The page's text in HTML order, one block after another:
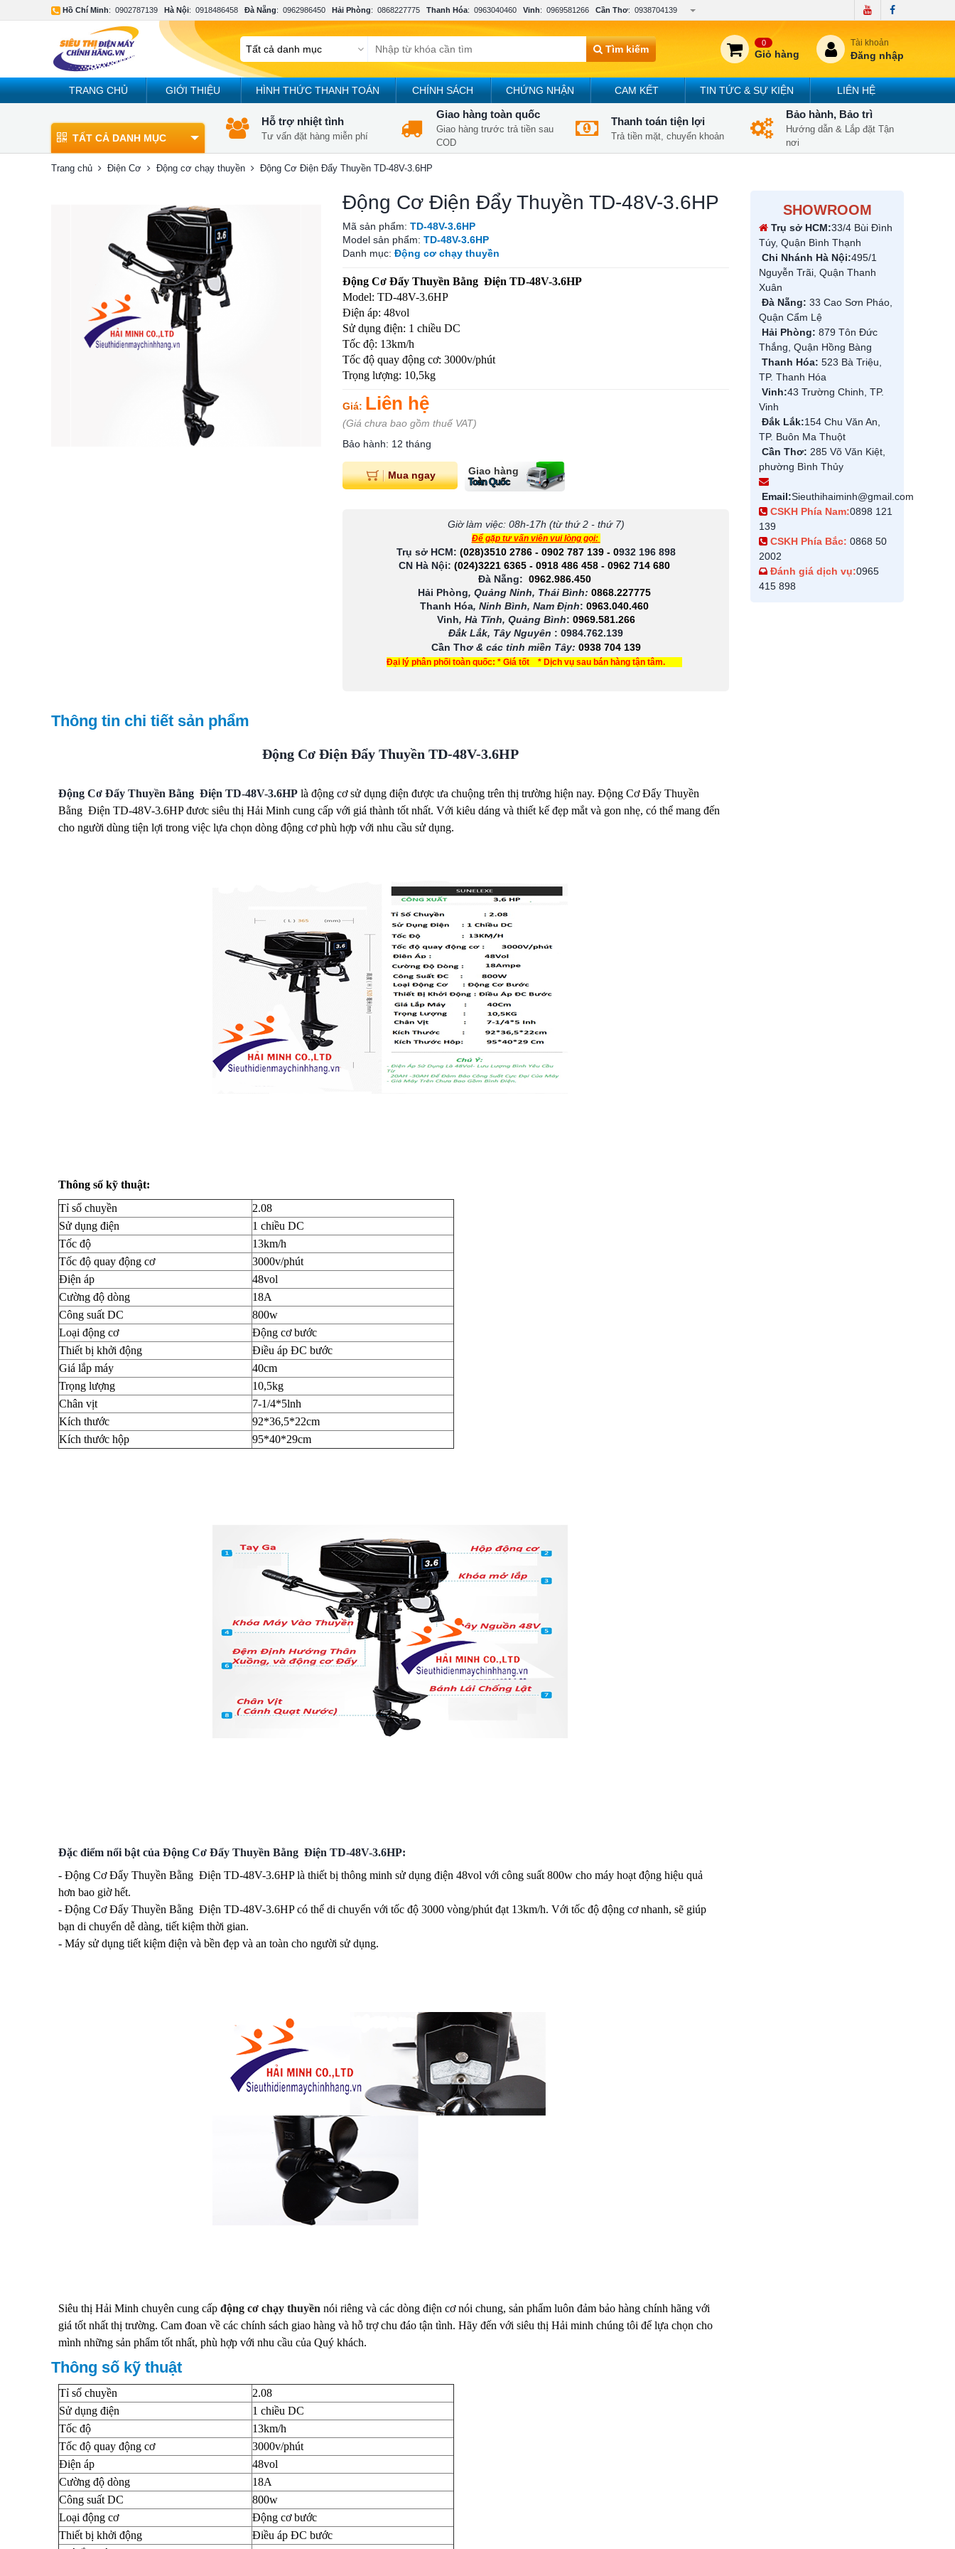
Hồ Chí Minh: 0902787139 Hà Nội: 0918486458 Đà Nẵng: 0962986450 Hải Phòng: 0868227775 Thanh Hóa: 0963040460 Vinh: 0969581266 Cần Thơ: 0938704139
Tìm kiếm
0
Giỏ hàng
Tài khoản
Đăng nhập
TRANG CHỦ GIỚI THIỆU HÌNH THỨC THANH TOÁN CHÍNH SÁCH CHỨNG NHẬN CAM KẾT TIN TỨC & SỰ KIỆN LIÊN HỆ
TẤT CẢ DANH MỤC
Hỗ trợ nhiệt tình
Tư vấn đặt hàng miễn phí
Giao hàng toàn quốc
Giao hàng trước trả tiền sau
COD
Thanh toán tiện lợi
Trả tiền mặt, chuyển khoản
Bảo hành, Bảo trì
Hướng dẫn & Lắp đặt Tận
nơi
Trang chủ Điện Cơ Động cơ chạy thuyền Động Cơ Điện Đẩy Thuyền TD-48V-3.6HP
Động Cơ Điện Đẩy Thuyền TD-48V-3.6HP
Mã sản phẩm: TD-48V-3.6HP
Model sản phẩm: TD-48V-3.6HP
Danh mục: Động cơ chạy thuyền
Động Cơ Đẩy Thuyền Bằng Điện TD-48V-3.6HP
Model: TD-48V-3.6HP
Điện áp: 48vol
Sử dụng điện: 1 chiều DC
Tốc độ: 13km/h
Tốc độ quay động cơ: 3000v/phút
Trọng lượng: 10,5kg
Giá: Liên hệ
(Giá chưa bao gồm thuế VAT)
Bảo hành: 12 tháng
Mua ngay Giao hàng
Toàn Quốc
Giờ làm việc: 08h-17h (từ thứ 2 - thứ 7)
Để gặp tư vấn viên vui lòng gọi:
Trụ sở HCM: (028)3510 2786 - 0902 787 139- 0932 196 898
CN Hà Nội: (024)3221 6365 - 0918 486 458 - 0962 714 680
Đà Nẵng: 0962.986.450
Hải Phòng, Quảng Ninh, Thái Bình: 0868.227775
Thanh Hóa, Ninh Bình, Nam Định: 0963.040.460
Vinh, Hà Tĩnh, Quảng Bình: 0969.581.266
Đắk Lắk, Tây Nguyên : 0984.762.139
Cần Thơ & các tỉnh miền Tây: 0938 704 139
Đại lý phân phối toàn quốc: * Giá tốt * Dịch vụ sau bán hàng tận tâm.
SHOWROOM
Trụ sở HCM:33/4 Bùi Đình
Túy, Quận Bình Thạnh
Chi Nhánh Hà Nội:495/1
Nguyễn Trãi, Quận Thanh
Xuân
Đà Nẵng: 33 Cao Sơn Pháo,
Quận Cẩm Lệ
Hải Phòng: 879 Tôn Đức
Thắng, Quận Hồng Bàng
Thanh Hóa: 523 Bà Triệu,
TP. Thanh Hóa
Vinh:43 Trường Chinh, TP.
Vinh
Đắk Lắk:154 Chu Văn An,
TP. Buôn Ma Thuột
Cần Thơ: 285 Võ Văn Kiệt,
phường Bình Thủy
Email:Sieuthihaiminh@gmail.com
CSKH Phía Nam:0898 121
139
CSKH Phía Bắc: 0868 50
2002
Đánh giá dịch vụ:0965
415 898
Thông tin chi tiết sản phẩm
Động Cơ Điện Đẩy Thuyền TD-48V-3.6HP
Động Cơ Đẩy Thuyền Bằng Điện TD-48V-3.6HP là động cơ sử dụng điện được ưa chuộng trên thị trường hiện nay. Động Cơ Đẩy Thuyền
Bằng Điện TD-48V-3.6HP đươc siêu thị Hải Minh cung cấp với giá thành tốt nhất. Với kiêu dáng và thiết kế đẹp mắt và gon nhẹ, có thể mang đến
cho người dùng tiện lợi trong việc lựa chọn dòng động cơ phù hợp với nhu cầu sử dụng.
Thông số kỹ thuật:
Tỉ số chuyền
2.08
Sử dụng điện
1 chiều DC
Tốc độ
13km/h
Tốc độ quay động cơ
3000v/phút
Điện áp
48vol
Cường độ dòng
18A
Công suất DC
800w
Loại động cơ
Động cơ bước
Thiết bị khởi động
Điều áp ĐC bước
Giá lắp máy
40cm
Trọng lượng
10,5kg
Chân vịt
7-1/4*5lnh
Kích thước
92*36,5*22cm
Kích thước hộp
95*40*29cm
Đặc điểm nổi bật của Động Cơ Đẩy Thuyền Bằng Điện TD-48V-3.6HP:
- Động Cơ Đẩy Thuyền Bằng Điện TD-48V-3.6HP là thiết bị thông minh sử dụng điện 48vol với công suất 800w cho máy hoạt động hiệu quả
hơn bao giờ hết.
- Động Cơ Đẩy Thuyền Bằng Điện TD-48V-3.6HP có thể di chuyển với tốc độ 3000 vòng/phút đạt 13km/h. Với tốc độ động cơ nhanh, sẽ giúp
bạn di chuyển dễ dàng, tiết kiệm thời gian.
- Máy sử dụng tiết kiệm điện và bền đẹp và an toàn cho người sử dụng.
Siêu thị Hải Minh chuyên cung cấp động cơ chạy thuyền nói riêng và các dòng điện cơ nói chung, sản phẩm luôn đảm bảo hàng chính hãng với
giá tốt nhất thị trường. Cam đoan về các chính sách giao hàng và hỗ trợ chu đáo tận tình. Hãy đến với siêu thị Hải minh chúng tôi để lựa chọn cho
mình những sản phẩm tốt nhất, phù hợp với nhu cầu của Quý khách.
Thông số kỹ thuật
Tỉ số chuyền
2.08
Sử dụng điện
1 chiều DC
Tốc độ
13km/h
Tốc độ quay động cơ
3000v/phút
Điện áp
48vol
Cường độ dòng
18A
Công suất DC
800w
Loại động cơ
Động cơ bước
Thiết bị khởi động
Điều áp ĐC bước